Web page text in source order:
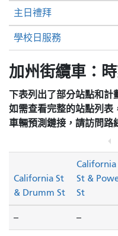
主日禮拜
學校日服務
加州街纜車：
下表列出了部分站點和計
如需查看完整的站點列表
車輛預測鏈接，請訪問路
California St
& Drumm St
California
St &
St
-- --